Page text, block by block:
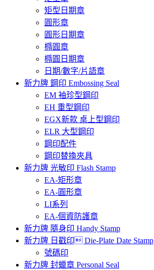
矩型日期章
圓形章
圓形日期章
橢圓章
橢圓日期章
日期/數字/片語章
新力牌 鋼印 Embossing Seal
EM 袖珍型鋼印
EH 重型鋼印
EGX新款 桌上型鋼印
ELR 大型鋼印
鋼印配件
鋼印替換夾具
新力牌 光敏印 Flash Stamp
EA-矩形章
EA-圓形章
LI系列
EA-個資防護章
新力牌 隨身印 Handy Stamp
新力牌 日戳印 Die-Plate Date Stamp
號碼印
新力牌 封蠟章 Personal Seal